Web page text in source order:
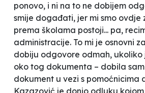
ponovo, i ni na to ne dobijem
smije događati, jer mi smo ovdje
prema školama postoji... pa,
administracije. To mi je osnovni
dobiju odgovore odmah, ukoliko
oko tog dokumenta – dobila
dokument u vezi s pomoćnicima